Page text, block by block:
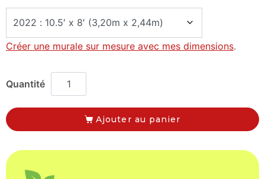
Créer une murale sur mesure avec mes dimensions.
Ajouter au panier